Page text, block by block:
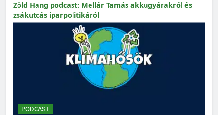
Zöld Hang podcast: Mellár Tamás akkugyárakról és
zsákutcás iparpolitikáról
PODCAST